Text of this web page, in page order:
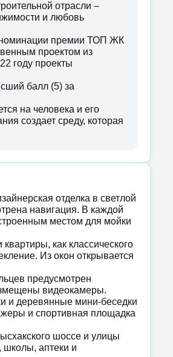
отрасли –
и любовь
номинации премии ТОП ЖК
проектом из
году проекты
балл (5) за
на человека и его
создает среду, которая
отделка в светлой
навигация. В каждой
местом для мойки
как классического
Из окон открывается
предусмотрен
видеокамеры.
и деревянные мини-беседки
и спортивная площадка
шоссе и улицы
школы, аптеки и